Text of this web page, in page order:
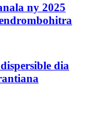
ny 2025
dia